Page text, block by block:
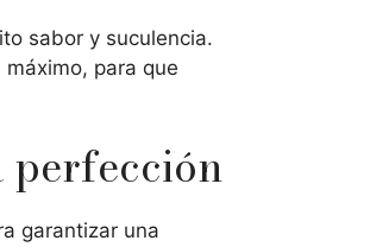
sabor y suculencia.
para que
perfección
garantizar una